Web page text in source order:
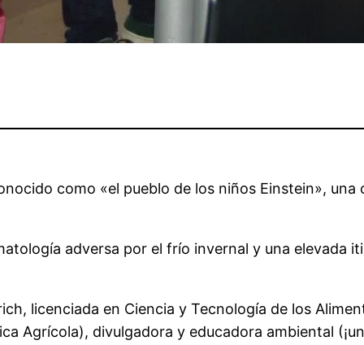
como «el pueblo de los niños Einstein»,
adversa por el frío invernal y una elevada
licenciada en Ciencia y Tecnología de los
Agrícola), divulgadora y educadora ambiental